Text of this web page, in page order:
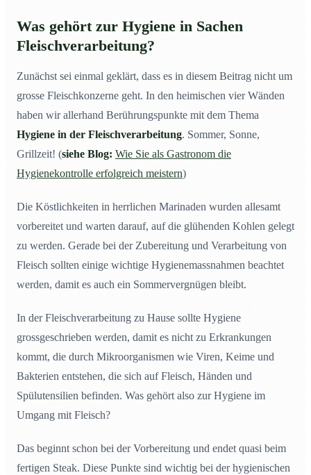
Was gehört zur Hygiene in Sachen
Fleischverarbeitung?
Zunächst sei einmal geklärt, dass es in diesem Beitrag nicht um
grosse Fleischkonzerne geht. In den heimischen vier Wänden
haben wir allerhand Berührungspunkte mit dem Thema
Hygiene in der Fleischverarbeitung. Sommer, Sonne,
Grillzeit! (siehe Blog: Wie Sie als Gastronom die
Hygienekontrolle erfolgreich meistern)
Die Köstlichkeiten in herrlichen Marinaden wurden allesamt
vorbereitet und warten darauf, auf die glühenden Kohlen gelegt
zu werden. Gerade bei der Zubereitung und Verarbeitung von
Fleisch sollten einige wichtige Hygienemassnahmen beachtet
werden, damit es auch ein Sommervergnügen bleibt.
In der Fleischverarbeitung zu Hause sollte Hygiene
grossgeschrieben werden, damit es nicht zu Erkrankungen
kommt, die durch Mikroorganismen wie Viren, Keime und
Bakterien entstehen, die sich auf Fleisch, Händen und
Spülutensilien befinden. Was gehört also zur Hygiene im
Umgang mit Fleisch?
Das beginnt schon bei der Vorbereitung und endet quasi beim
fertigen Steak. Diese Punkte sind wichtig bei der hygienischen